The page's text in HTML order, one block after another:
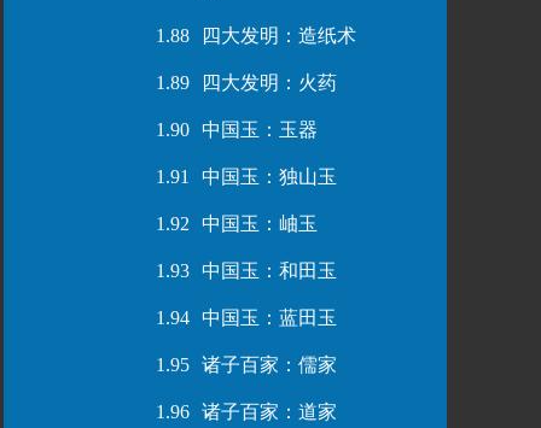
1.88 四大发明：造纸术
1.89 四大发明：火药
1.90 中国玉：玉器
1.91 中国玉：独山玉
1.92 中国玉：岫玉
1.93 中国玉：和田玉
1.94 中国玉：蓝田玉
1.95 诸子百家：儒家
1.96 诸子百家：道家